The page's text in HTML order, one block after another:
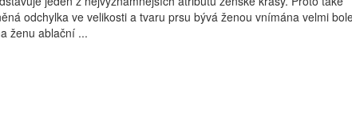
odchylka ve velikosti a tvaru prsu bývá ženou vnímána velmi
ženu ablační ...